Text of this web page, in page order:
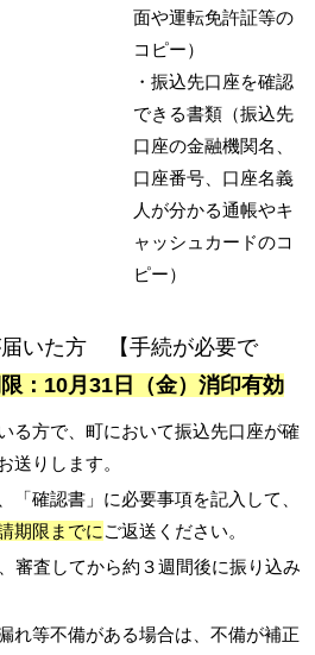
面や運転免許証等の
コピー）
・振込先口座を確認
できる書類（振込先
口座の金融機関名、
口座番号、口座名義
人が分かる通帳やキ
ャッシュカードのコ
ピー）
届いた方 【手続が必要で
：10月31日（金）消印有効
る方で、町において振込先口座が確
送りします。
「確認書」に必要事項を記入して、
期限までに ご返送ください。
審査してから約３週間後に振り込み
れ等不備がある場合は、不備が補正